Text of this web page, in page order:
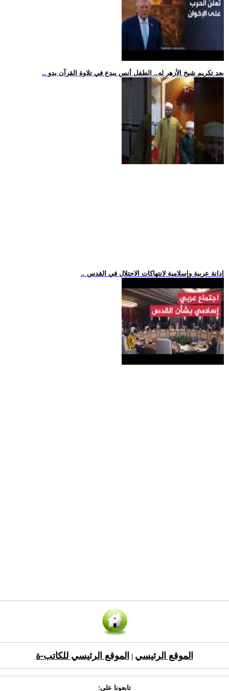
.. بعد تكريم شيخ الأزهر له.. الطفل أنس يبدع في تلاوة القرآن بدو
.. إدانة عربية وإسلامية لانتهاكات الاحتلال في القدس
الموقع الرئيسي الموقع الرئيسي للكاتب-ة
تابعونا على: